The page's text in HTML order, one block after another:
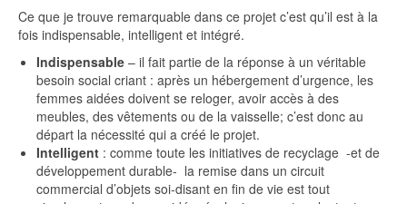
Ce que je trouve remarquable dans ce projet c’est qu’il est à la
fois indispensable, intelligent et intégré.
Indispensable – il fait partie de la réponse à un véritable
besoin social criant : après un hébergement d’urgence, les
femmes aidées doivent se reloger, avoir accès à des
meubles, des vêtements ou de la vaisselle; c’est donc au
départ la nécessité qui a créé le projet.
Intelligent : comme toute les initiatives de recyclage -et de
développement durable- la remise dans un circuit
commercial d’objets soi-disant en fin de vie est tout